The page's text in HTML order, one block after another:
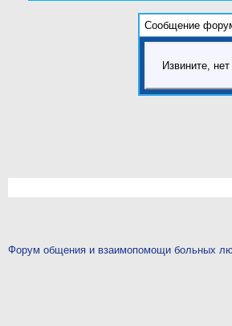
Сообщение
Извините,
Форум общения и взаимопомощи больных